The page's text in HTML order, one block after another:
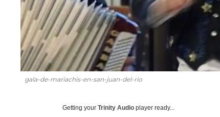
gala-de-mariachis-en-san-juan-del-rio
Getting your Trinity Audio player ready...